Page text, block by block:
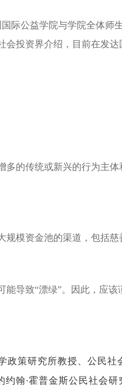
际公益学院与学院全体师
投资界介绍，目前在发
的传统或新兴的行为主
模资金池的渠道，包括慈
导致“漂绿”。因此，应
策研究所教授、公民社
翰·霍普金斯公民社会研